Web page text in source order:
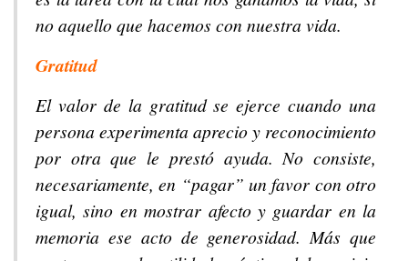
no aquello que hacemos con nuestra vida.
Gratitud
El valor de la gratitud se ejerce cuando una
persona experimenta aprecio y reconocimiento
por otra que le prestó ayuda. No consiste,
necesariamente, en “pagar” un favor con otro
igual, sino en mostrar afecto y guardar en la
memoria ese acto de generosidad. Más que